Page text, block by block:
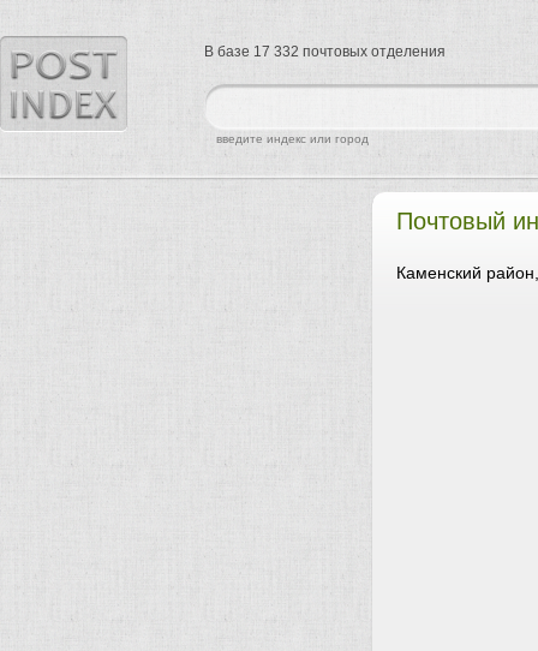
Почтовый
Каменский
найти
введите индекс или город
В базе 17 332 почтовых отделения